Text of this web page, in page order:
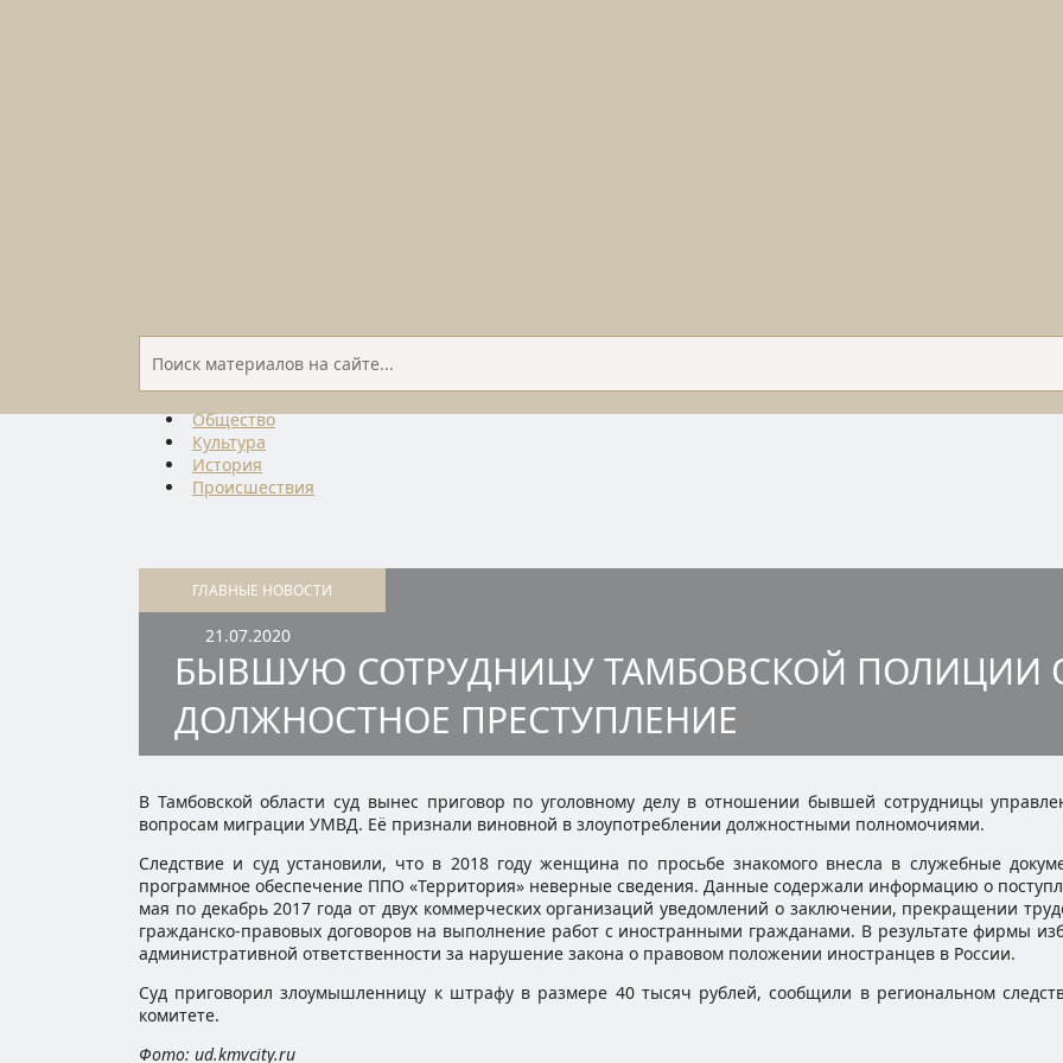
Общество
Культура
История
Проиcшествия
ГЛАВНЫЕ НОВОСТИ
21.07.2020
БЫВШУЮ СОТРУДНИЦУ ТАМБОВСКОЙ ПОЛИЦИИ
ДОЛЖНОСТНОЕ ПРЕСТУПЛЕНИЕ
В Тамбовской области суд вынес приговор по уголовному делу в отношении бывшей сотрудницы
вопросам миграции УМВД. Её признали виновной в злоупотреблении должностными полномочиями.
Следствие и суд установили, что в 2018 году женщина по просьбе знакомого внесла в служебные
программное обеспечение ППО «Территория» неверные сведения. Данные содержали информацию о
мая по декабрь 2017 года от двух коммерческих организаций уведомлений о заключении, прекращении
гражданско-правовых договоров на выполнение работ с иностранными гражданами. В результате фирмы
административной ответственности за нарушение закона о правовом положении иностранцев в России.
Суд приговорил злоумышленницу к штрафу в размере 40 тысяч рублей, сообщили в региональном
комитете.
Фото: ud.kmvcity.ru